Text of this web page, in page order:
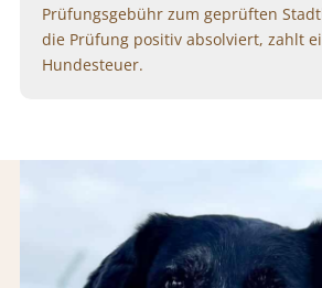
Prüfungsgebühr zum geprüften
die Prüfung positiv absolviert, zahlt
Hundesteuer.